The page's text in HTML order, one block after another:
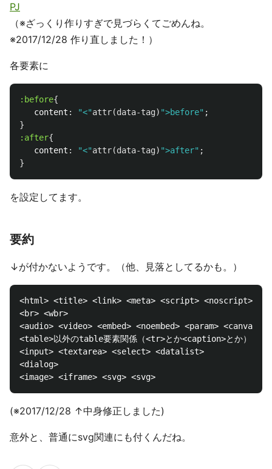
PJ
（※ざっくり作りすぎで見づらくてごめんね。
※2017/12/28 作り直しました！）
各要素に
:before{
content : "<"attr(data-tag) ">before" ;
}
:after{
content : "<"attr(data-tag) ">after" ;
}
を設定してます。
要約
↓が付かないようです。（他、見落としてるかも。）
<html> <title> <link> <meta> <script> <noscript>
<br> <wbr>
<audio> <video> <embed> <noembed> <param> <canvas>
<table>以外のtable要素関係（<tr>とか<caption>とか）
<input> <textarea> <select> <datalist>
<dialog>
(※2017/12/28 ↑中身修正しました)
意外と、普通にsvg関連にも付くんだね。